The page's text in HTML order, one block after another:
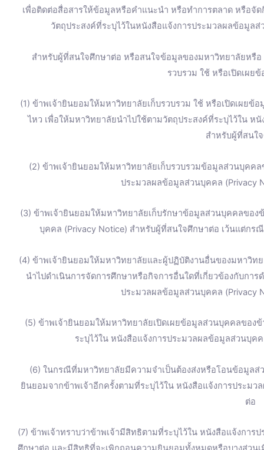
เพื่อติดต่อสื่อสารให้ข้อมูลหรือคำแนะนำ หรือทำการตลาด หรือจั
วัตถุประสงค์ที่ระบุไว้ในหนังสือแจ้งการประมวลผลข้อมูล
สำหรับผู้ที่สนใจศึกษาต่อ หรือสนใจข้อมูลของมหาวิทยาลัยหรื
รวบรวม ใช้ หรือเปิดเผย
(1) ข้าพเจ้ายินยอมให้มหาวิทยาลัยเก็บรวบรวม ใช้ หรือเปิดเผย
ไหว เพื่อให้มหาวิทยาลัยนำไปใช้ตามวัตถุประสงค์ที่ระบุไว้ใน
สำหรับผู้ที่สนใ
(2) ข้าพเจ้ายินยอมให้มหาวิทยาลัยเก็บรวบรวมข้อมูลส่วนบุคค
ประมวลผลข้อมูลส่วนบุคคล (Privacy
(3) ข้าพเจ้ายินยอมให้มหาวิทยาลัยเก็บรักษาข้อมูลส่วนบุคคลของ
บุคคล (Privacy Notice) สำหรับผู้ที่สนใจศึกษาต่อ เว้นแต่ก
(4) ข้าพเจ้ายินยอมให้มหาวิทยาลัยและผู้ปฏิบัติงานอื่นของมหาวิท
นำไปดำเนินการจัดการศึกษาหรือกิจการอื่นใดที่เกี่ยวข้องกับกา
ประมวลผลข้อมูลส่วนบุคคล (Privacy
(5) ข้าพเจ้ายินยอมให้มหาวิทยาลัยเปิดเผยข้อมูลส่วนบุคคลของ
ระบุไว้ใน หนังสือแจ้งการประมวลผลข้อมูลส่วนบุค
(6) ในกรณีที่มหาวิทยาลัยมีความจำเป็นต้องส่งหรือโอนข้อมูล
ยินยอมจากข้าพเจ้าอีกครั้งตามที่ระบุไว้ใน หนังสือแจ้งการประม
ต่อ
(7) ข้าพเจ้าทราบว่าข้าพเจ้ามีสิทธิตามที่ระบุไว้ใน หนังสือแจ้งกา